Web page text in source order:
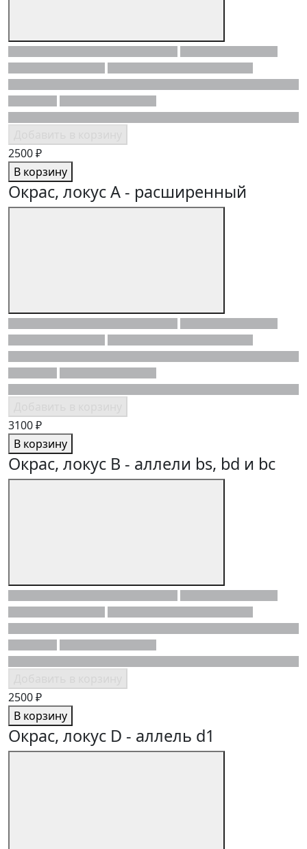
2500 ₽
В корзину
Окрас, локус A - расширенный
3100 ₽
В корзину
Окрас, локус B - аллели bs, bd и bc
2500 ₽
В корзину
Окрас, локус D - аллель d1